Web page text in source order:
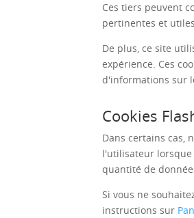
Ces tiers peuvent
pertinentes et
De plus, ce site
expérience. Ces
d'informations sur
Cookies
Dans certains cas,
l'utilisateur lorsque
quantité de
Si vous ne
instructions sur